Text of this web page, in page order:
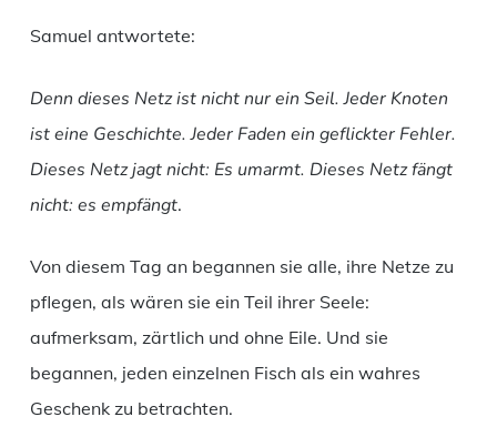
Samuel antwortete:
Denn dieses Netz ist nicht nur ein Seil. Jeder Knoten
ist eine Geschichte. Jeder Faden ein geflickter Fehler.
Dieses Netz jagt nicht: Es umarmt. Dieses Netz fängt
nicht: es empfängt.
Von diesem Tag an begannen sie alle, ihre Netze zu
pflegen, als wären sie ein Teil ihrer Seele:
aufmerksam, zärtlich und ohne Eile. Und sie
begannen, jeden einzelnen Fisch als ein wahres
Geschenk zu betrachten.